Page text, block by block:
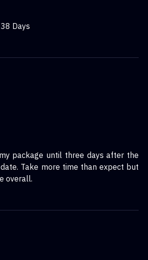
Days
package until three days after the
Take more time than expect but
overall.